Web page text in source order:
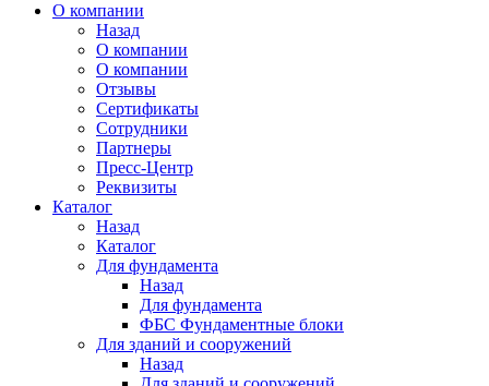
О компании
Назад
О компании
О компании
Отзывы
Сертификаты
Сотрудники
Партнеры
Пресс-Центр
Реквизиты
Каталог
Назад
Каталог
Для фундамента
Назад
Для фундамента
ФБС Фундаментные блоки
Для зданий и сооружений
Назад